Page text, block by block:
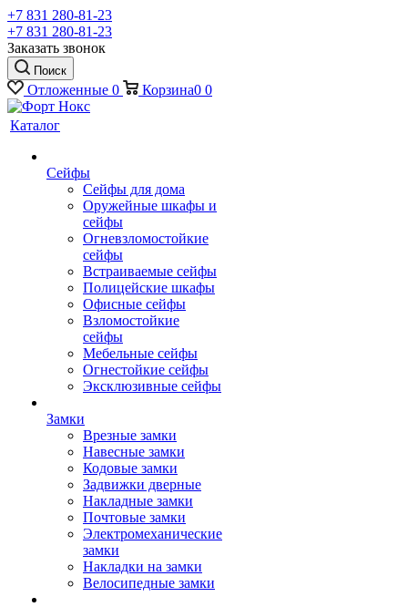
+7 831 280-81-23
+7 831 280-81-23
Заказать звонок
Поиск
Отложенные 0 Корзина0 0
Каталог
Сейфы
Сейфы для дома
Оружейные шкафы и
сейфы
Огневзломостойкие
сейфы
Встраиваемые сейфы
Полицейские шкафы
Офисные сейфы
Взломостойкие
сейфы
Мебельные сейфы
Огнестойкие сейфы
Эксклюзивные сейфы
Замки
Врезные замки
Навесные замки
Кодовые замки
Задвижки дверные
Накладные замки
Почтовые замки
Электромеханические
замки
Накладки на замки
Велосипедные замки